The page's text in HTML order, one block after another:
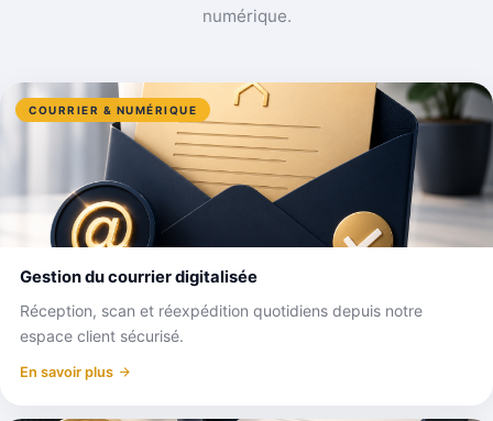
numérique.
COURRIER & NUMÉRIQUE
Gestion du courrier digitalisée
Réception, scan et réexpédition quotidiens depuis notre
espace client sécurisé.
En savoir plus